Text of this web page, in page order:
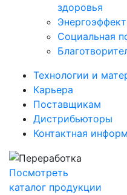
здоровья
Социальная
Технологии и
Карьера
Поставщикам
Дистрибьюторы
Контактная
Посмотреть
каталог продукции